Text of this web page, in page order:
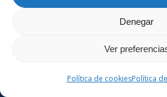
Denegar
Ver
Política de cookiesPolítica